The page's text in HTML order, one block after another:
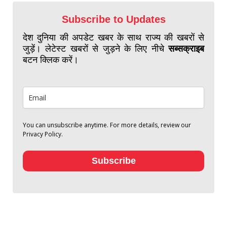
Subscribe to Updates
देश दुनिया की अपडेट खबर के साथ राज्य की खबरों से
जुड़ें। लेटेस्ट खबरों से जुड़ने के लिए नीचेसब्सक्राइब
बटन क्लिक करें।
You can unsubscribe anytime. For more details, review our
Privacy Policy.
Subscribe